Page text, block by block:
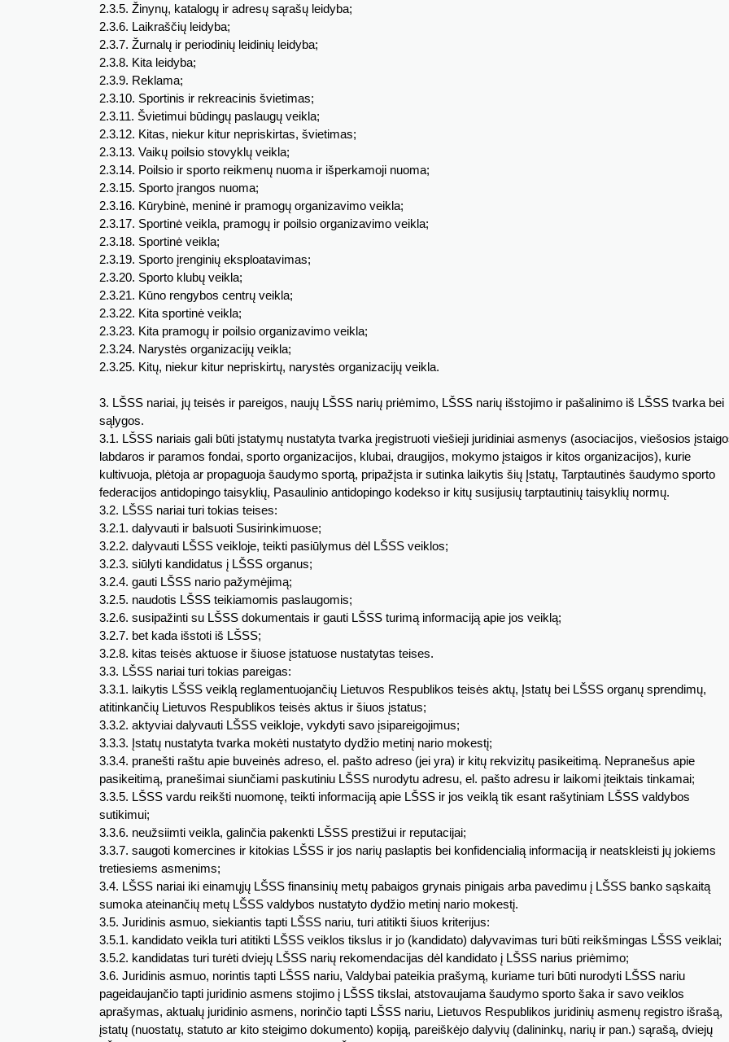
2.3.5. Žinynų, katalogų ir adresų sąrašų leidyba;
2.3.6. Laikraščių leidyba;
2.3.7. Žurnalų ir periodinių leidinių leidyba;
2.3.8. Kita leidyba;
2.3.9. Reklama;
2.3.10. Sportinis ir rekreacinis švietimas;
2.3.11. Švietimui būdingų paslaugų veikla;
2.3.12. Kitas, niekur kitur nepriskirtas, švietimas;
2.3.13. Vaikų poilsio stovyklų veikla;
2.3.14. Poilsio ir sporto reikmenų nuoma ir išperkamoji nuoma;
2.3.15. Sporto įrangos nuoma;
2.3.16. Kūrybinė, meninė ir pramogų organizavimo veikla;
2.3.17. Sportinė veikla, pramogų ir poilsio organizavimo veikla;
2.3.18. Sportinė veikla;
2.3.19. Sporto įrenginių eksploatavimas;
2.3.20. Sporto klubų veikla;
2.3.21. Kūno rengybos centrų veikla;
2.3.22. Kita sportinė veikla;
2.3.23. Kita pramogų ir poilsio organizavimo veikla;
2.3.24. Narystės organizacijų veikla;
2.3.25. Kitų, niekur kitur nepriskirtų, narystės organizacijų veikla.
3. LŠSS nariai, jų teisės ir pareigos, naujų LŠSS narių priėmimo, LŠSS narių išstojimo ir pašalinimo iš LŠSS tvarka bei
sąlygos.
3.1. LŠSS nariais gali būti įstatymų nustatyta tvarka įregistruoti viešieji juridiniai asmenys (asociacijos, viešosios
labdaros ir paramos fondai, sporto organizacijos, klubai, draugijos, mokymo įstaigos ir kitos organizacijos), kurie
kultivuoja, plėtoja ar propaguoja šaudymo sportą, pripažįsta ir sutinka laikytis šių Įstatų, Tarptautinės šaudymo sporto
federacijos antidopingo taisyklių, Pasaulinio antidopingo kodekso ir kitų susijusių tarptautinių taisyklių normų.
3.2. LŠSS nariai turi tokias teises:
3.2.1. dalyvauti ir balsuoti Susirinkimuose;
3.2.2. dalyvauti LŠSS veikloje, teikti pasiūlymus dėl LŠSS veiklos;
3.2.3. siūlyti kandidatus į LŠSS organus;
3.2.4. gauti LŠSS nario pažymėjimą;
3.2.5. naudotis LŠSS teikiamomis paslaugomis;
3.2.6. susipažinti su LŠSS dokumentais ir gauti LŠSS turimą informaciją apie jos veiklą;
3.2.7. bet kada išstoti iš LŠSS;
3.2.8. kitas teisės aktuose ir šiuose įstatuose nustatytas teises.
3.3. LŠSS nariai turi tokias pareigas:
3.3.1. laikytis LŠSS veiklą reglamentuojančių Lietuvos Respublikos teisės aktų, Įstatų bei LŠSS organų sprendimų,
atitinkančių Lietuvos Respublikos teisės aktus ir šiuos įstatus;
3.3.2. aktyviai dalyvauti LŠSS veikloje, vykdyti savo įsipareigojimus;
3.3.3. Įstatų nustatyta tvarka mokėti nustatyto dydžio metinį nario mokestį;
3.3.4. pranešti raštu apie buveinės adreso, el. pašto adreso (jei yra) ir kitų rekvizitų pasikeitimą. Nepranešus apie
pasikeitimą, pranešimai siunčiami paskutiniu LŠSS nurodytu adresu, el. pašto adresu ir laikomi įteiktais tinkamai;
3.3.5. LŠSS vardu reikšti nuomonę, teikti informaciją apie LŠSS ir jos veiklą tik esant rašytiniam LŠSS valdybos
sutikimui;
3.3.6. neužsiimti veikla, galinčia pakenkti LŠSS prestižui ir reputacijai;
3.3.7. saugoti komercines ir kitokias LŠSS ir jos narių paslaptis bei konfidencialią informaciją ir neatskleisti jų jokiems
tretiesiems asmenims;
3.4. LŠSS nariai iki einamųjų LŠSS finansinių metų pabaigos grynais pinigais arba pavedimu į LŠSS banko sąskaitą
sumoka ateinančių metų LŠSS valdybos nustatyto dydžio metinį nario mokestį.
3.5. Juridinis asmuo, siekiantis tapti LŠSS nariu, turi atitikti šiuos kriterijus:
3.5.1. kandidato veikla turi atitikti LŠSS veiklos tikslus ir jo (kandidato) dalyvavimas turi būti reikšmingas LŠSS veiklai;
3.5.2. kandidatas turi turėti dviejų LŠSS narių rekomendacijas dėl kandidato į LŠSS narius priėmimo;
3.6. Juridinis asmuo, norintis tapti LŠSS nariu, Valdybai pateikia prašymą, kuriame turi būti nurodyti LŠSS nariu
pageidaujančio tapti juridinio asmens stojimo į LŠSS tikslai, atstovaujama šaudymo sporto šaka ir savo veiklos
aprašymas, aktualų juridinio asmens, norinčio tapti LŠSS nariu, Lietuvos Respublikos juridinių asmenų registro išrašą,
įstatų (nuostatų, statuto ar kito steigimo dokumento) kopiją, pareiškėjo dalyvių (dalininkų, narių ir pan.) sąrašą, dviejų